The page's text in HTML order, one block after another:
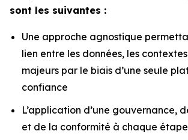
sont les suivantes :
Une approche agnostique
lien entre les données, les
majeurs par le biais d’une seule
confiance
L’application d’une gouvernance,
et de la conformité à chaque étape